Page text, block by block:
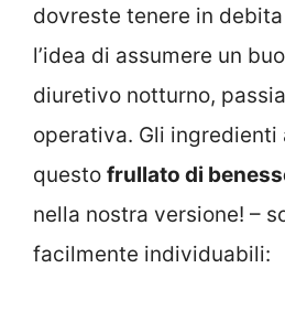
dovreste tenere in
l’idea di assumere un
diuretivo notturno,
operativa. Gli ingredienti
questo frullato di
nella nostra versione! –
facilmente individuabili: